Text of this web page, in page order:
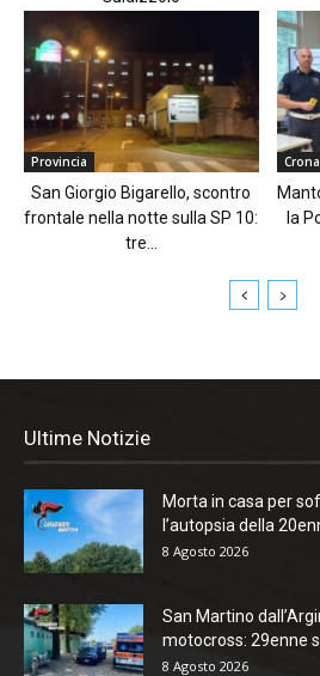
Provincia
San Giorgio Bigarello, scontro
frontale nella notte sulla SP 10:
tre...
la
Ultime Notizie
Morta in casa per
l’autopsia della
8 Agosto 2026
San Martino
motocross: 29enne
8 Agosto 2026